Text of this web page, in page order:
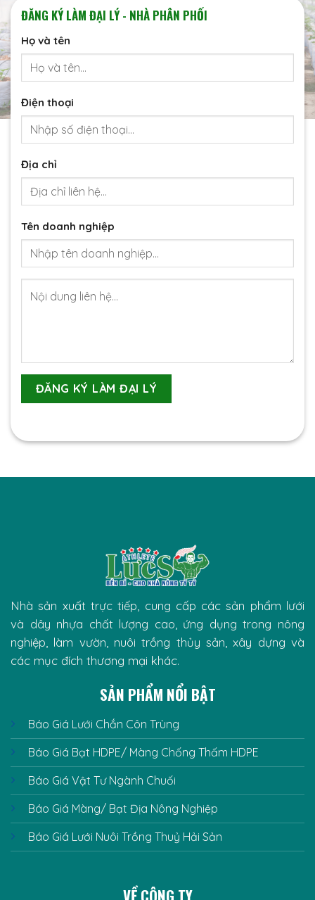
ĐĂNG KÝ LÀM ĐẠI LÝ - NHÀ PHÂN PHỐI
Họ và tên
Điện thoại
Địa chỉ
Tên doanh nghiệp
Nhà sản xuất trực tiếp, cung cấp các sản phẩm lưới
và dây nhựa chất lượng cao, ứng dụng trong nông
nghiệp, làm vườn, nuôi trồng thủy sản, xây dựng và
các mục đích thương mại khác.
SẢN PHẨM NỔI BẬT
Báo Giá Lưới Chắn Côn Trùng
Báo Giá Bạt HDPE/ Màng Chống Thấm HDPE
Báo Giá Vật Tư Ngành Chuối
Báo Giá Màng/ Bạt Địa Nông Nghiệp
Báo Giá Lưới Nuôi Trồng Thuỷ Hải Sản
VỀ CÔNG TY